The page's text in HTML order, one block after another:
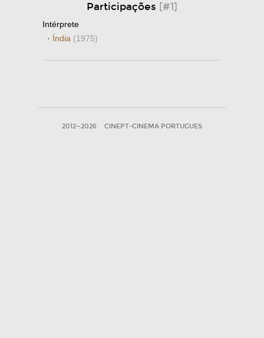
Participações [#1]
Intérprete
· Índia (1975)
2012—2026 CINEPT-CINEMA PORTUGUES